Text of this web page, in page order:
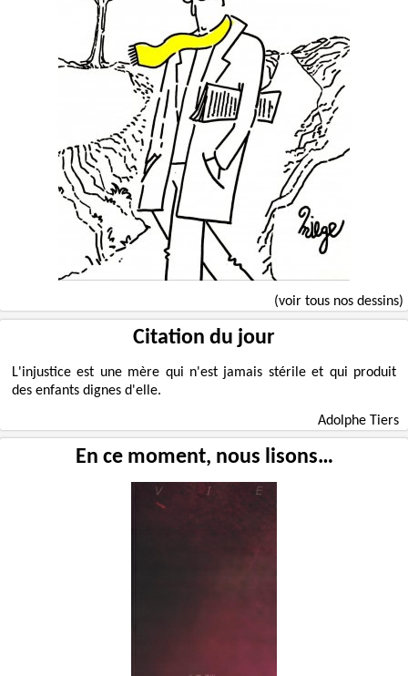
(voir tous nos dessins)
Citation du jour
L'injustice est une mère qui n'est jamais stérile et qui produit
des enfants dignes d'elle.
Adolphe Tiers
En ce moment, nous lisons…